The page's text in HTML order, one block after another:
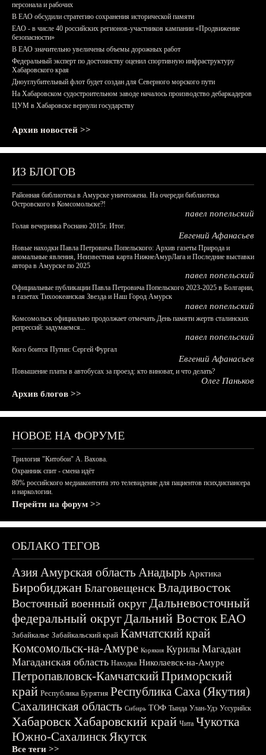
персонала и рабочих
В ЕАО обсудили стратегию сохранения исторической памяти
ЕАО - в числе 40 российских регионов-участников кампании «Продвижение
безопасности»
В ЕАО значительно увеличены объемы дорожных работ
Федеральный эксперт по достоинству оценил спортивную инфраструктуру
Хабаровского края
Дноуглубительный флот будет создан для Северного морского пути
На Хабаровском судостроительном заводе началось производство дебаркадеров
ЦУМ в Хабаровске вернули государству
Архив новостей >>
ИЗ БЛОГОВ
Районная библиотека в Амурске уничтожена. На очереди библиотека
Островского в Комсомольске?!
павел попельский
Голая вечеринка Роснано 2015г. Итог.
Евгений Афанасьев
Новые находки Павла Петровича Попельского: Архив газеты Природа и
аномальные явления, Неизвестная карта НижнеАмурЛага и Последние выставки
автора в Амурске по 2025
павел попельский
Официальные публикации Павла Петровича Попельского 2023-2025 в Болгарии,
в газетах Тихоокеанская Звезда и Наш Город Амурск
павел попельский
Комсомольск официально продолжает отмечать День памяти жертв сталинских
репрессий: задумаемся...
павел попельский
Кого боится Путин: Сергей Фургал
Евгений Афанасьев
Повышение платы в автобусах за проезд: кто виноват, и что делать?
Олег Паньков
Архив блогов >>
НОВОЕ НА ФОРУМЕ
Трилогия "Китобои" А. Вахова.
Охранник спит - смена идёт
80% российского медиаконтента это телевидение для пациентов психдиспансера
и наркологии.
Перейти на форум >>
ОБЛАКО ТЕГОВ
АзияАмурская область Анадырь Арктика
БиробиджанБлаговещенскВладивосток
Восточный военный округДальневосточный
федеральный округДальний ВостокЕАО
Забайкалье Забайкальский край Камчатский край
Комсомольск-на-Амуре Корякия Курилы Магадан
Магаданская область Находка Николаевск-на-Амуре
Петропавловск-КамчатскийПриморский
край Республика Бурятия Республика Саха (Якутия)
Сахалинская область Сибирь ТОФ Тында Улан-Удэ Уссурийск
ХабаровскХабаровский край Чита Чукотка
Южно-СахалинскЯкутск
Все теги >>